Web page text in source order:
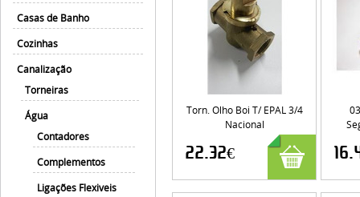
Casas de Banho
Cozinhas
Canalização
Torneiras
Água
Contadores
Complementos
Ligações Flexiveis
Torn. Olho Boi T/ EPAL 3/4
Nacional
22.32€